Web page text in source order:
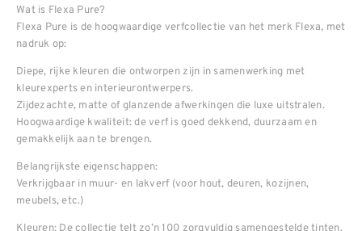
Wat is Flexa Pure?
Flexa Pure is de hoogwaardige verfcollectie van het merk Flexa, met
nadruk op:
Diepe, rijke kleuren die ontworpen zijn in samenwerking met
kleurexperts en interieurontwerpers.
Zijdezachte, matte of glanzende afwerkingen die luxe uitstralen.
Hoogwaardige kwaliteit: de verf is goed dekkend, duurzaam en
gemakkelijk aan te brengen.
Belangrijkste eigenschappen:
Verkrijgbaar in muur- en lakverf (voor hout, deuren, kozijnen,
meubels, etc.)
Kleuren: De collectie telt zo’n 100 zorgvuldig samengestelde tinten,